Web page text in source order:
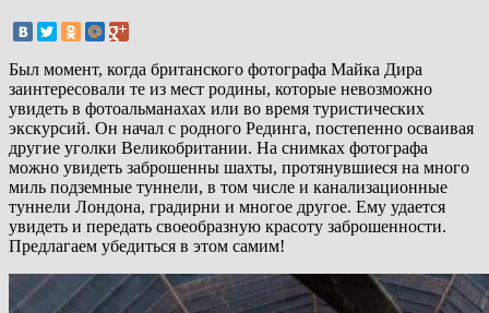
Был момент, когда британского фотографа Майка Дира
заинтересовали те из мест родины, которые невозможно
увидеть в фотоальманахах или во время туристических
экскурсий. Он начал с родного Рединга, постепенно осваивая
другие уголки Великобритании. На снимках фотографа
можно увидеть заброшенны шахты, протянувшиеся на много
миль подземные туннели, в том числе и канализационные
туннели Лондона, градирни и многое другое. Ему удается
увидеть и передать своеобразную красоту заброшенности.
Предлагаем убедиться в этом самим!